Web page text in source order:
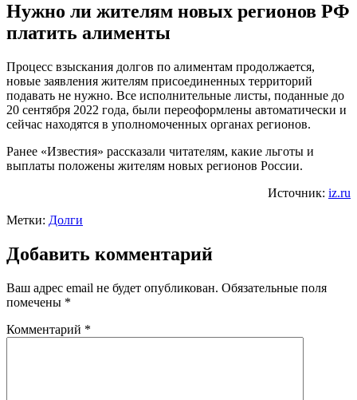
Нужно ли жителям новых регионов РФ
платить алименты
Процесс взыскания долгов по алиментам продолжается,
новые заявления жителям присоединенных территорий
подавать не нужно. Все исполнительные листы, поданные до
20 сентября 2022 года, были переоформлены автоматически и
сейчас находятся в уполномоченных органах регионов.
Ранее «Известия» рассказали читателям, какие льготы и
выплаты положены жителям новых регионов России.
Источник: iz.ru
Метки: Долги
Добавить комментарий
Ваш адрес email не будет опубликован. Обязательные поля
помечены *
Комментарий *